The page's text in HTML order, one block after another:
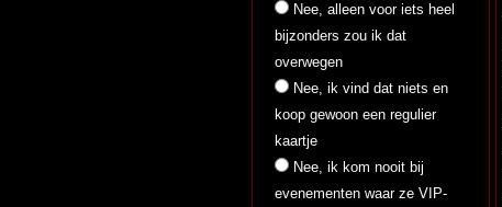
Nee, alleen voor iets heel
bijzonders zou ik dat
overwegen
Nee, ik vind dat niets en
koop gewoon een regulier
kaartje
Nee, ik kom nooit bij
evenementen waar ze VIP-